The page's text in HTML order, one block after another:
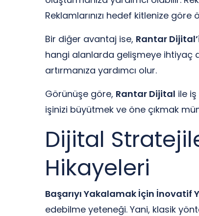
Reklamlarınızı hedef kitlenize göre
Bir diğer avantaj ise, Rantar
hangi alanlarda gelişmeye ihtiyaç
artırmanıza yardımcı olur.
Görünüşe göre, Rantar Dijital ile
işinizi büyütmek ve öne çıkmak
Dijital
Hikayeleri
Başarıyı Yakalamak İçin İnovatif
edebilme yeteneği. Yani, klasik